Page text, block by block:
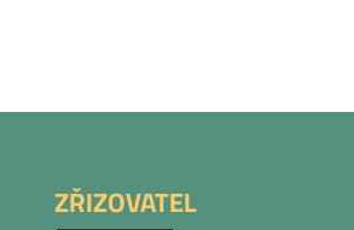
ZŘIZOVATEL